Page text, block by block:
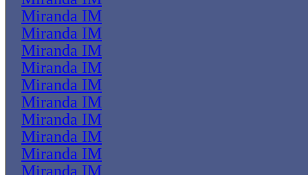
Miranda IM
Miranda IM
Miranda IM
Miranda IM
Miranda IM
Miranda IM
Miranda IM
Miranda IM
Miranda IM
Miranda IM